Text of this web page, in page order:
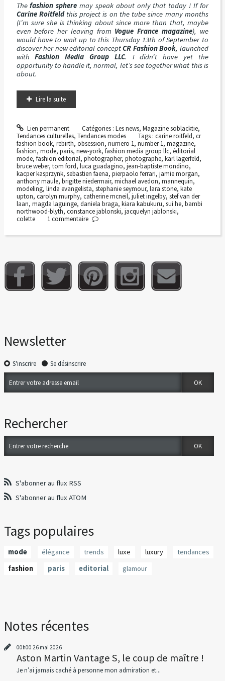
Thefashion sphere may speak about only that today ! If for
Carine Roitfeldthis project is on the tube since many months
(I’m sure she is thinking about since more than that, maybe
even before her leaving from Vogue France magazine), we
would have to wait up to this Thursday 13th of September to
discover her new editorial conceptCR Fashion Book, launched
withFashion Media Group LLC. I didn’t have yet the
opportunity to handle it, normal, let’s see together what this is
about.
Lire la suite
Lien permanent Catégories : Les news, Magazine soblacktie,
Tendances culturelles, Tendances modes Tags :carine roitfeld,cr
fashion book, rebirth, obsession, numero 1, number 1, magazine,
fashion, mode, paris, new-york, fashion media group llc, éditorial
mode, fashion editorial, photographer, photographe, karl lagerfeld,
bruce weber, tom ford, luca guadagino, jean-baptiste mondino,
kacper kasprzynk, sebastien faena, pierpaolo ferrari, jamie morgan,
anthony maule, brigitte niedermair, michael avedon, mannequin,
modeling, linda evangelista, stephanie seymour, lara stone, kate
upton, carolyn murphy, catherine mcneil, juliet ingelby, stef van der
laan, magda laguinge, daniela braga, kiara kabukuru, sui he, bambi
northwood-blyth, constance jablonski, jacquelyn jablonski,
colette
1commentaire
Newsletter
S'inscrire Se désinscrire
Rechercher
S'abonner au flux RSS
S'abonner au flux ATOM
Tags populaires
mode élégance trends luxe luxury
tendances
fashion
paris editorial glamour
Notes récentes
00h00 26 mai 2026
Aston Martin Vantage S, le coup de maître !
Je n’ai jamais caché à personne mon admiration et...